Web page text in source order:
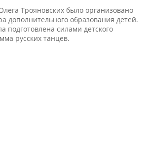
Трояновских было организовано
образования детей.
подготовлена силами детского
русских танцев.